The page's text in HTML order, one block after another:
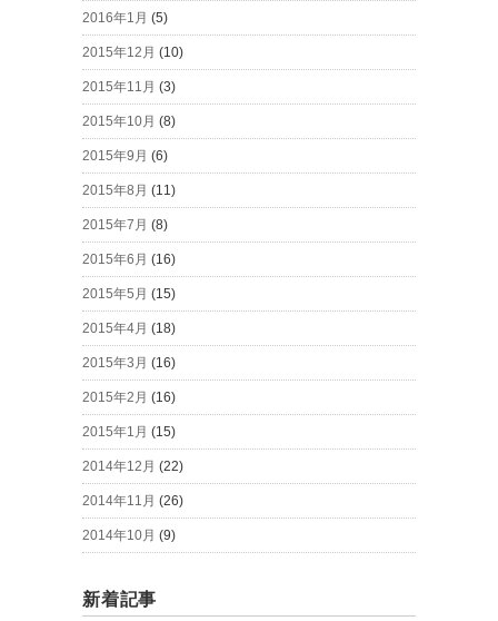
2016年1月 (5)
2015年12月 (10)
2015年11月 (3)
2015年10月 (8)
2015年9月 (6)
2015年8月 (11)
2015年7月 (8)
2015年6月 (16)
2015年5月 (15)
2015年4月 (18)
2015年3月 (16)
2015年2月 (16)
2015年1月 (15)
2014年12月 (22)
2014年11月 (26)
2014年10月 (9)
新着記事